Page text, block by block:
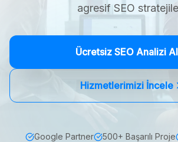
agresif SEO
Ücretsiz SEO Analizi Al
Hizmetlerimizi İncele
Google Partner 500+ Başarılı Proje